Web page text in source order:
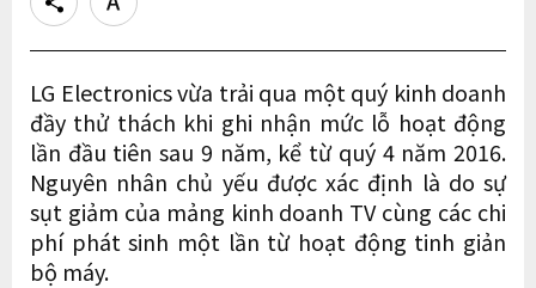
Share
Text
size
LG Electronics vừa trải qua một quý kinh doanh
đầy thử thách khi ghi nhận mức lỗ hoạt động
lần đầu tiên sau 9 năm, kể từ quý 4 năm 2016.
Nguyên nhân chủ yếu được xác định là do sự
sụt giảm của mảng kinh doanh TV cùng các chi
phí phát sinh một lần từ hoạt động tinh giản
bộ máy.